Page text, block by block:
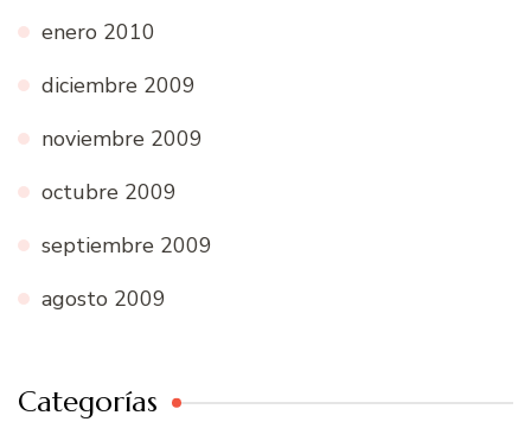
enero 2010
diciembre 2009
noviembre 2009
octubre 2009
septiembre 2009
agosto 2009
Categorías